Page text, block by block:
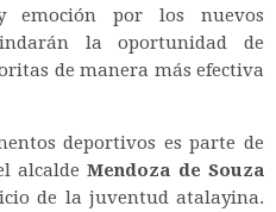
emoción por los nuevos
la oportunidad de
de manera más efectiva
deportivos es parte de
alcaldeMendoza de Souza
de la juventud atalayina.